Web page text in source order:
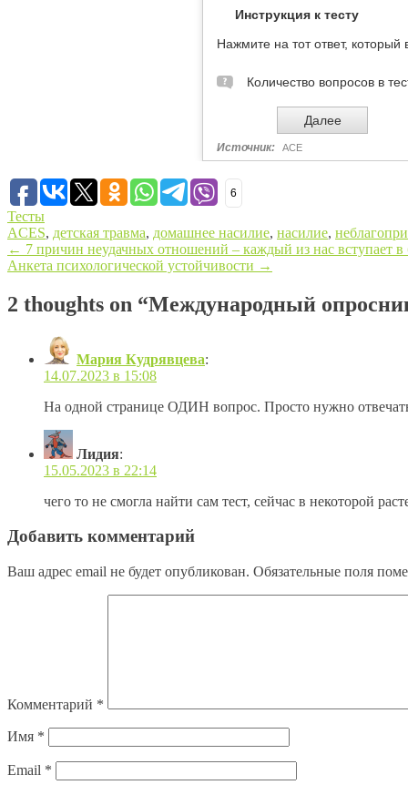
6
Тесты
ACES, детская травма, домашнее насилие, насилие,
Post navigation
← 7 причин неудачных отношений – каждый из нас вступает в
Анкета психологической устойчивости →
2 thoughts on “Международный
Мария Кудрявцева:
14.07.2023 в 15:08
На одной странице ОДИН вопрос. Просто нужно
Лидия:
15.05.2023 в 22:14
чего то не смогла найти сам тест, сейчас в некоторой
Добавить комментарий
Ваш адрес email не будет опубликован. Обязательные поля
Комментарий *
Имя *
Email *